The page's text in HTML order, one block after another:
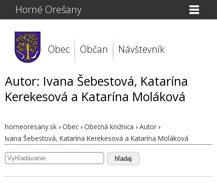
Horné Orešany
Obec Občan Návštevník
Autor: Ivana Šebestová, Katarína
Kerekesová a Katarína Moláková
horneoresany.sk › Obec › Obecná knižnica › Autor ›
Ivana Šebestová, Katarína Kerekesová a Katarína Moláková
hľadaj